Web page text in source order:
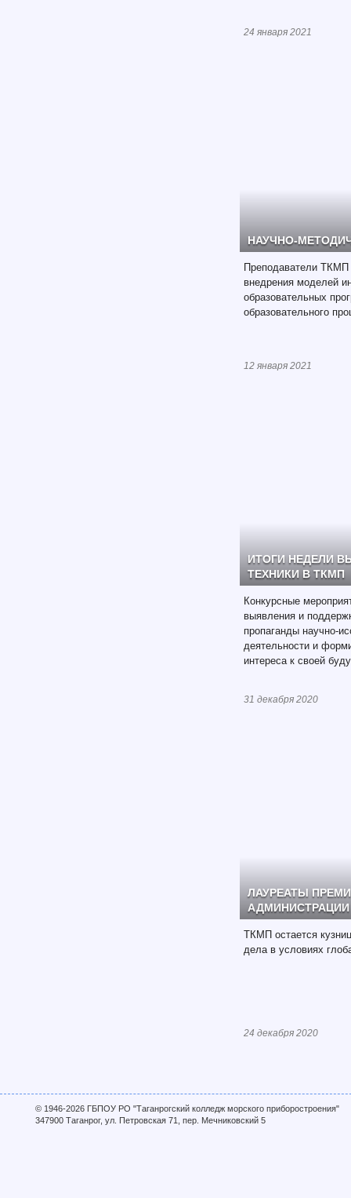
24 января 2021
НАУЧНО-
Преподаватели
внедрения моделей
образовательных
образовательного
12 января 2021
ИТОГИ НЕДЕЛИ
ТЕХНИКИ В ТКМП
Конкурсные
выявления и
пропаганды научно-
деятельности и
интереса к своей
31 декабря 2020
ЛАУРЕАТЫ
АДМИНИСТРАЦИИ
ТКМП остается
дела в условиях
24 декабря 2020
© 1946-2026 ГБПОУ РО "Таганрогский колледж морского приборостроения"
347900 Таганрог, ул. Петровская 71, пер. Мечниковский 5